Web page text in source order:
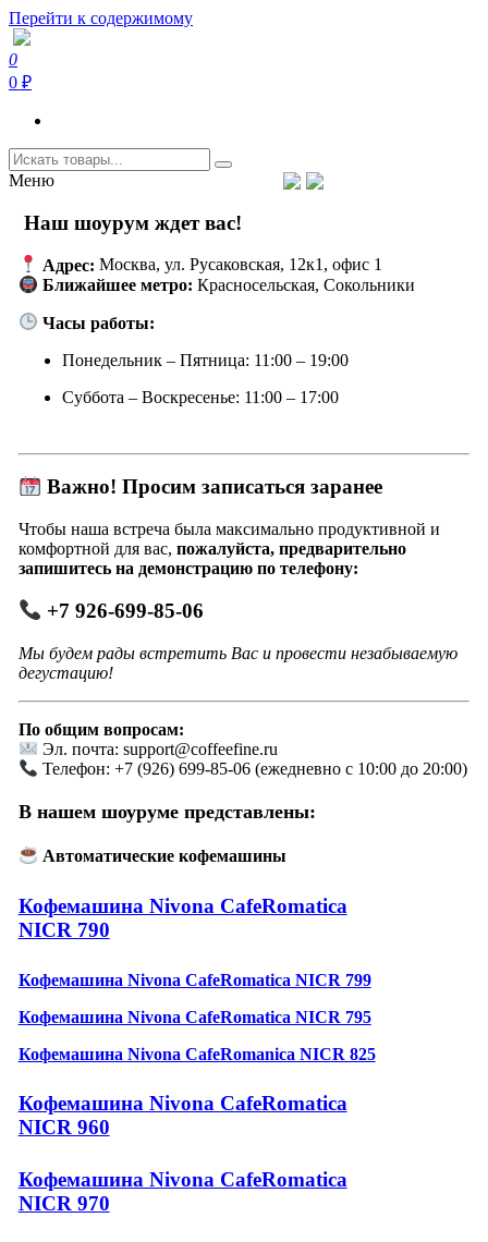
Перейти к содержимому
Coffeefine.ru
Интернет-магазин кофемашин и кофейной техники для дома
0
0 ₽
Меню
Наш шоурум ждет вас!
Адрес: Москва, ул. Русаковская, 12к1, офис 1
Ближайшее метро: Красносельская, Сокольники
Часы работы:
Понедельник – Пятница: 11:00 – 19:00
Суббота – Воскресенье: 11:00 – 17:00
Важно! Просим записаться заранее
Чтобы наша встреча была максимально продуктивной и
комфортной для вас, пожалуйста, предварительно
запишитесь на демонстрацию по телефону:
+7 926-699-85-06
Мы будем рады встретить Вас и провести незабываемую
дегустацию!
По общим вопросам:
Эл. почта: support@coffeefine.ru
Телефон: +7 (926) 699-85-06 (ежедневно с 10:00 до 20:00)
В нашем шоуруме представлены:
Автоматические кофемашины
Кофемашина Nivona CafeRomatica
NICR 790
Кофемашина Nivona CafeRomatica NICR 799
Кофемашина Nivona CafeRomatica NICR 795
Кофемашина Nivona CafeRomanica NICR 825
Кофемашина Nivona CafeRomatica
NICR 960
Кофемашина Nivona CafeRomatica
NICR 970